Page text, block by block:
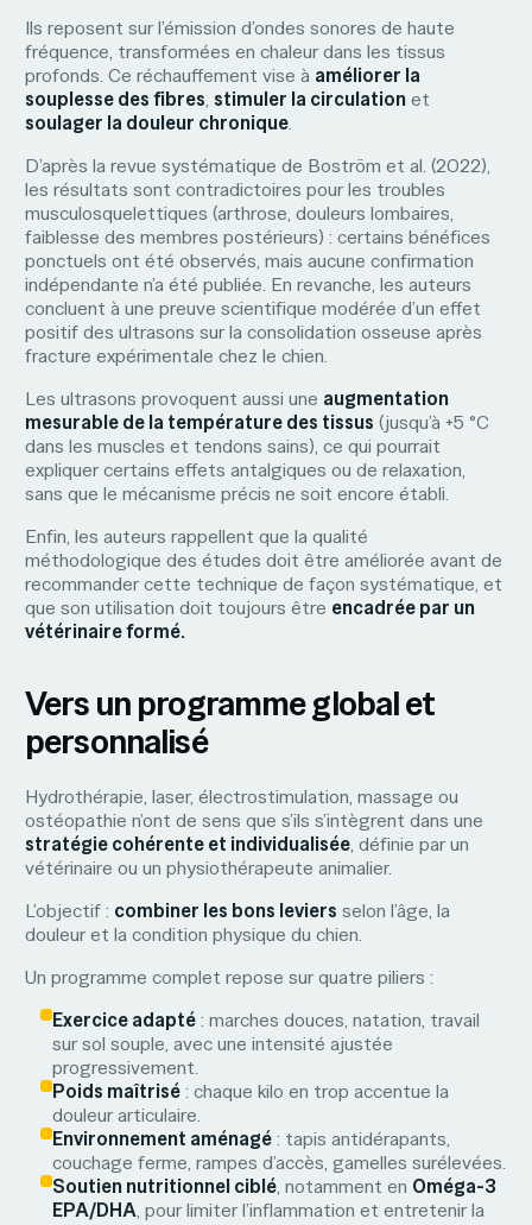
Ils reposent sur l’émission d’ondes sonores de haute
fréquence, transformées en chaleur dans les tissus
profonds. Ce réchauffement vise à améliorer la
souplesse des fibres,stimuler la circulationet
soulager la douleur chronique.
D’après la revue systématique de Boström et al. (2022),
les résultats sont contradictoires pour les troubles
musculosquelettiques (arthrose, douleurs lombaires,
faiblesse des membres postérieurs) : certains bénéfices
ponctuels ont été observés, mais aucune confirmation
indépendante n’a été publiée. En revanche, les auteurs
concluent à une preuve scientifique modérée d’un effet
positif des ultrasons sur la consolidation osseuse après
fracture expérimentale chez le chien.
Les ultrasons provoquent aussi une augmentation
mesurable de la température des tissus (jusqu’à +5 °C
dans les muscles et tendons sains), ce qui pourrait
expliquer certains effets antalgiques ou de relaxation,
sans que le mécanisme précis ne soit encore établi.
Enfin, les auteurs rappellent que la qualité
méthodologique des études doit être améliorée avant de
recommander cette technique de façon systématique, et
que son utilisation doit toujours être encadrée par un
vétérinaire formé.
Vers un programme global et
personnalisé
Hydrothérapie, laser, électrostimulation, massage ou
ostéopathie n’ont de sens que s’ils s’intègrent dans une
stratégie cohérente et individualisée, définie par un
vétérinaire ou un physiothérapeute animalier.
L’objectif : combiner les bons leviers selon l’âge, la
douleur et la condition physique du chien.
Un programme complet repose sur quatre piliers :
Exercice adapté: marches douces, natation, travail
sur sol souple, avec une intensité ajustée
progressivement.
Poids maîtrisé: chaque kilo en trop accentue la
douleur articulaire.
Environnement aménagé: tapis antidérapants,
couchage ferme, rampes d’accès, gamelles surélevées.
Soutien nutritionnel ciblé, notamment en Oméga-3
EPA/DHA, pour limiter l’inflammation et entretenir la